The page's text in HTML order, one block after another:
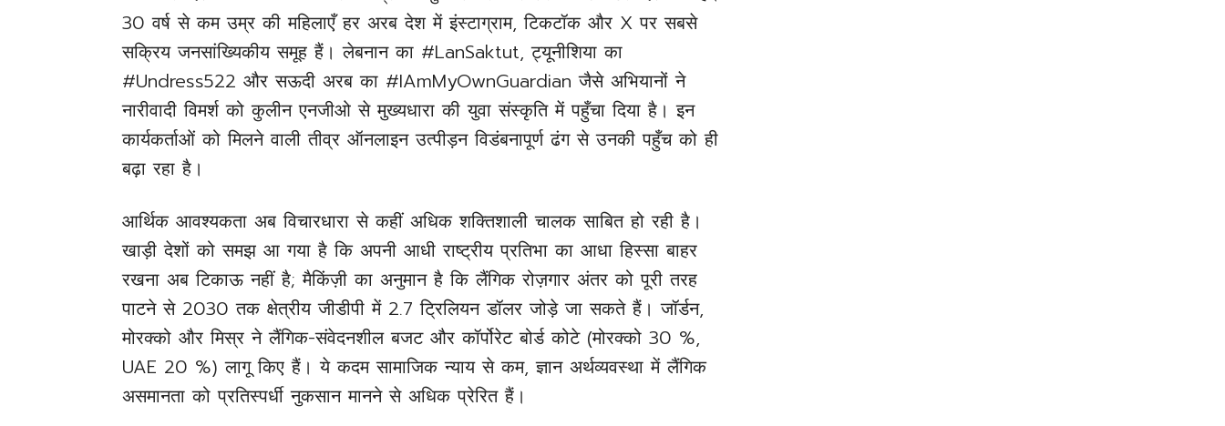
30 वर्ष से कम उम्र की महिलाएँ हर अरब देश में इंस्टाग्राम, टिकटॉक और X पर सबसे
सक्रिय जनसांख्यिकीय समूह हैं। लेबनान का #LanSaktut, ट्यूनीशिया का
#Undress522 और सऊदी अरब का #IAmMyOwnGuardian जैसे अभियानों ने
नारीवादी विमर्श को कुलीन एनजीओ से मुख्यधारा की युवा संस्कृति में पहुँचा दिया है। इन
कार्यकर्ताओं को मिलने वाली तीव्र ऑनलाइन उत्पीड़न विडंबनापूर्ण ढंग से उनकी पहुँच को ही
बढ़ा रहा है।
आर्थिक आवश्यकता अब विचारधारा से कहीं अधिक शक्तिशाली चालक साबित हो रही है।
खाड़ी देशों को समझ आ गया है कि अपनी आधी राष्ट्रीय प्रतिभा का आधा हिस्सा बाहर
रखना अब टिकाऊ नहीं है; मैकिंज़ी का अनुमान है कि लैंगिक रोज़गार अंतर को पूरी तरह
पाटने से 2030 तक क्षेत्रीय जीडीपी में 2.7 ट्रिलियन डॉलर जोड़े जा सकते हैं। जॉर्डन,
मोरक्को और मिस्र ने लैंगिक-संवेदनशील बजट और कॉर्पोरेट बोर्ड कोटे (मोरक्को 30 %,
UAE 20 %) लागू किए हैं। ये कदम सामाजिक न्याय से कम, ज्ञान अर्थव्यवस्था में लैंगिक
असमानता को प्रतिस्पर्धी नुकसान मानने से अधिक प्रेरित हैं।